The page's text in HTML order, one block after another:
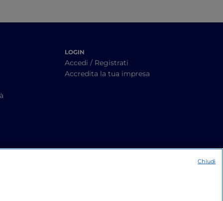
LOGIN
Accedi / Registrati
Accredita la tua impresa
Chiudi